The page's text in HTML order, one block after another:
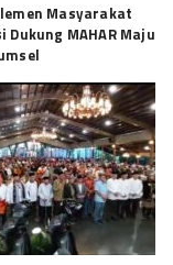
Masyarakat
Dukung MAHAR Maju